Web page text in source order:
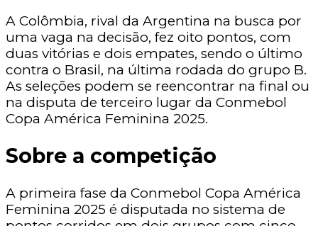
A Colômbia, rival da Argentina na busca por
uma vaga na decisão, fez oito pontos, com
duas vitórias e dois empates, sendo o último
contra o Brasil, na última rodada do grupo B.
As seleções podem se reencontrar na final ou
na disputa de terceiro lugar da Conmebol
Copa América Feminina 2025.
Sobre a competição
A primeira fase da Conmebol Copa América
Feminina 2025 é disputada no sistema de